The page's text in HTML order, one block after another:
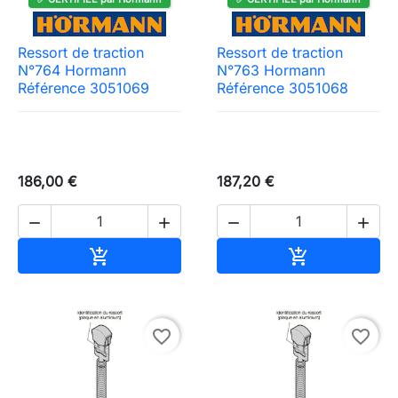
Ressort de traction
N°764 Hormann
Référence 3051069
186,00 €
 

Ressort de traction
N°763 Hormann
Référence 3051068
187,20 €
 

favorite_border favorite_border